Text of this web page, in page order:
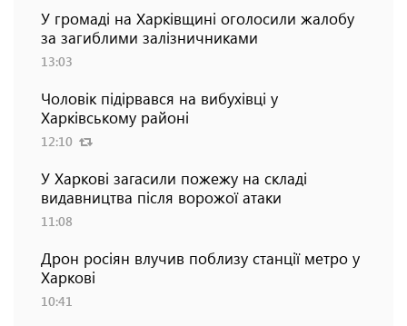
У громаді на Харківщині оголосили жалобу
за загиблими залізничниками
13:03
Чоловік підірвався на вибухівці у
Харківському районі
12:10
У Харкові загасили пожежу на складі
видавництва після ворожої атаки
11:08
Дрон росіян влучив поблизу станції метро у
Харкові
10:41